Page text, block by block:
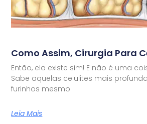
Como Assim, Cirurgia Para
Então, ela existe sim! E não é uma
Sabe aquelas celulites mais
furinhos mesmo
Leia Mais